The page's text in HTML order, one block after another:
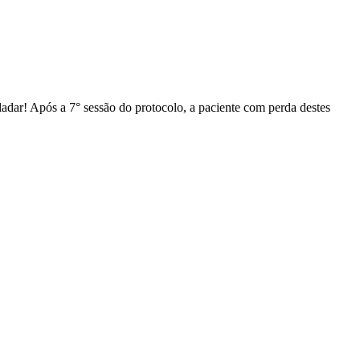
Após a 7° sessão do protocolo, a paciente com perda destes